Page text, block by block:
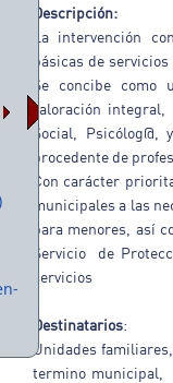
Descripción:
La intervención
básicas de
Se concibe
valoración
Social,
procedente de
Con carácter
municipales a las
para menores, así
Servicio de
servicios
Destinatarios:
Unidades
termino municipal,